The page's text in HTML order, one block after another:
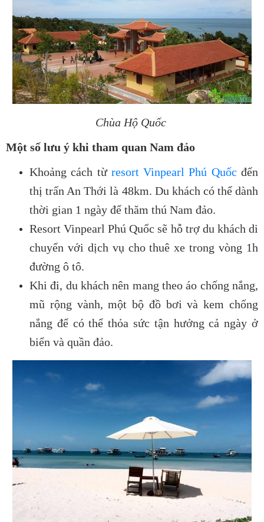
Chùa Hộ Quốc
Một số lưu ý khi tham quan Nam đảo
Khoảng cách từ resort Vinpearl Phú Quốcđến
thị trấn An Thới là 48km. Du khách có thể dành
thời gian 1 ngày để thăm thú Nam đảo.
Resort Vinpearl Phú Quốc sẽ hỗ trợ du khách di
chuyển với dịch vụ cho thuê xe trong vòng 1h
đường ô tô.
Khi đi, du khách nên mang theo áo chống nắng,
mũ rộng vành, một bộ đồ bơi và kem chống
nắng để có thể thỏa sức tận hưởng cả ngày ở
biển và quần đảo.